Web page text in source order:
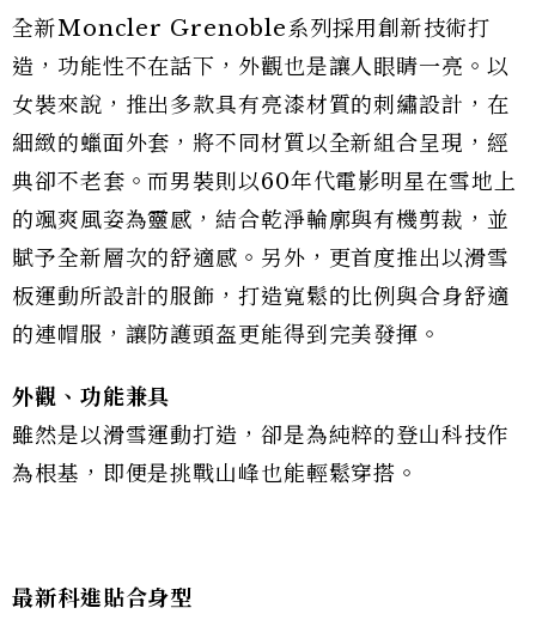
全新Moncler Grenoble系列採用創新技術打
造，功能性不在話下，外觀也是讓人眼睛一亮。以
女裝來說，推出多款具有亮漆材質的刺繡設計，在
細緻的蠟面外套，將不同材質以全新組合呈現，經
典卻不老套。而男裝則以60年代電影明星在雪地上
的颯爽風姿為靈感，結合乾淨輪廓與有機剪裁，並
賦予全新層次的舒適感。另外，更首度推出以滑雪
板運動所設計的服飾，打造寬鬆的比例與合身舒適
的連帽服，讓防護頭盔更能得到完美發揮。
外觀、功能兼具
雖然是以滑雪運動打造，卻是為純粹的登山科技作
為根基，即便是挑戰山峰也能輕鬆穿搭。
最新科進貼合身型